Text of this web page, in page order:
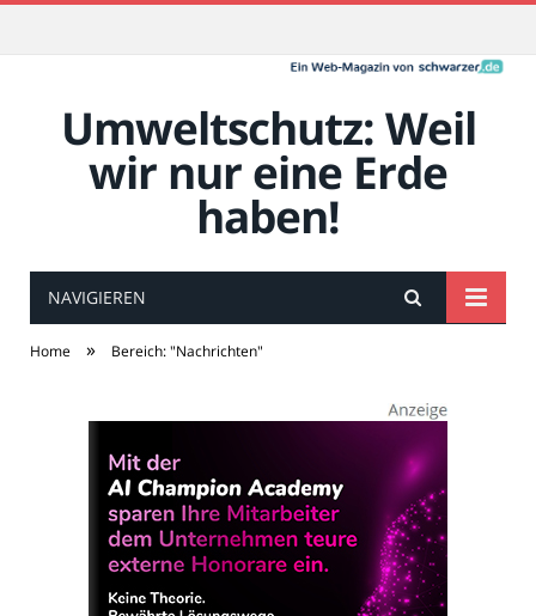
Umweltschutz: Weil
wir nur eine Erde
haben!
NAVIGIEREN
Home » Bereich: "Nachrichten"